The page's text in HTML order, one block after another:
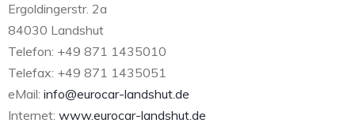
Ergoldingerstr. 2a
84030 Landshut
Telefon: +49 871 1435010
Telefax: +49 871 1435051
eMail: info@eurocar-landshut.de
Internet: www.eurocar-landshut.de